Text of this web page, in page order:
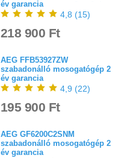
év garancia
4,8 (15)
218 900 Ft
AEG FFB53927ZW
szabadonálló mosogatógép 2
év garancia
4,9 (22)
195 900 Ft
AEG GF6200C2SNM
szabadonálló mosogatógép 2
év garancia